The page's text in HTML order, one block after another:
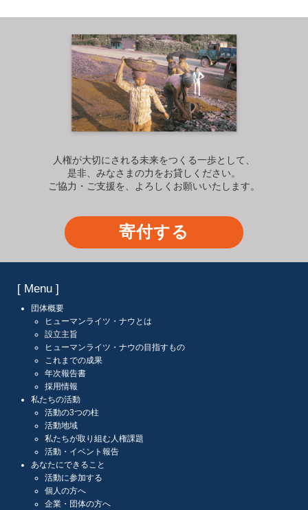
人権が大切にされる未来をつくる一歩として、
是非、みなさまの力をお貸しください。
ご協力・ご支援を、よろしくお願いいたします。
寄付する
[ Menu ]
団体概要
ヒューマンライツ・ナウとは
設立主旨
ヒューマンライツ・ナウの目指すもの
これまでの成果
年次報告書
採用情報
私たちの活動
活動の3つの柱
活動地域
私たちが取り組む人権課題
活動・イベント報告
あなたにできること
活動に参加する
個人の方へ
企業・団体の方へ